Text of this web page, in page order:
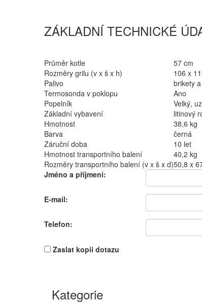
ZÁKLADNÍ TECHNICKÉ
Průměr kotle
57 cm
Rozměry grilu (v x š x h)
106 x
Palivo
brikety
Termosonda v poklopu
Ano
Popelník
Velký,
Základní vybavení
litinový
Hmotnost
38,6 kg
Barva
černá
Záruční doba
10 let
Hmotnost transportního balení
40,2 kg
Rozměry transportního balení (v x š x d)50,8 x
Jméno a příjmení:
E-mail:
Telefon:
Zaslat kopii dotazu
Kategorie